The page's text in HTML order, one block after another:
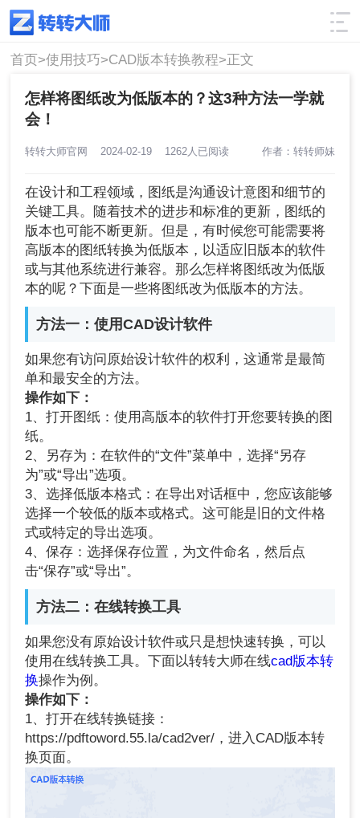
使用技巧 筛选
首页>使用技巧>CAD版本转换教程>正文
怎样将图纸改为低版本的？这3种方法一学就
会！
转转大师官网 2024-02-19 1262人已阅读 作者：转转师妹
在设计和工程领域，图纸是沟通设计意图和细节的
关键工具。随着技术的进步和标准的更新，图纸的
版本也可能不断更新。但是，有时候您可能需要将
高版本的图纸转换为低版本，以适应旧版本的软件
或与其他系统进行兼容。那么怎样将图纸改为低版
本的呢？下面是一些将图纸改为低版本的方法。
方法一：使用CAD设计软件
如果您有访问原始设计软件的权利，这通常是最简
单和最安全的方法。
操作如下：
1、打开图纸：使用高版本的软件打开您要转换的图
纸。
2、另存为：在软件的“文件”菜单中，选择“另存
为”或“导出”选项。
3、选择低版本格式：在导出对话框中，您应该能够
选择一个较低的版本或格式。这可能是旧的文件格
式或特定的导出选项。
4、保存：选择保存位置，为文件命名，然后点
击“保存”或“导出”。
方法二：在线转换工具
如果您没有原始设计软件或只是想快速转换，可以
使用在线转换工具。下面以转转大师在线cad版本转
换操作为例。
操作如下：
1、打开在线转换链接：
https://pdftoword.55.la/cad2ver/，进入CAD版本转
换页面。